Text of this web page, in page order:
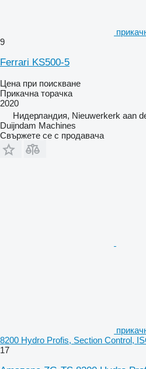
9
Ferrari KS500-5
Цена при поискване
Прикачна торачка
2020
Нидерландия, Nieuwerkerk aan
Duijndam Machines
Свържете се с продавача
8200 Hydro Profis, Section Control,
17